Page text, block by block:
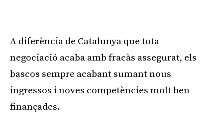
A diferència de Catalunya que tota
negociació acaba amb fracàs assegurat, els
bascos sempre acabant sumant nous
ingressos i noves competències molt ben
finançades.